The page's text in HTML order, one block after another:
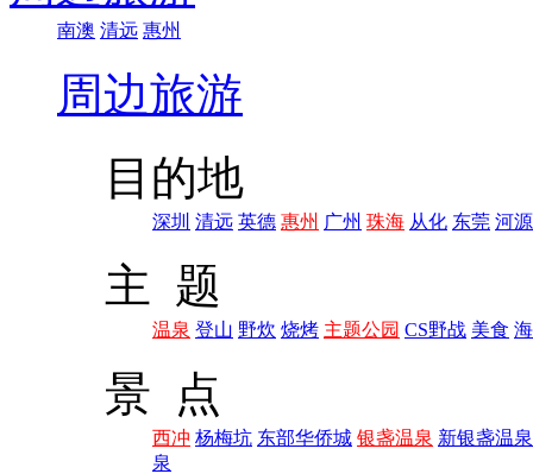
南澳 清远 惠州
周边旅游
目的地
深圳 清远 英德 惠州 广州 珠海 从化 东莞 河源
主 题
温泉 登山 野炊 烧烤 主题公园 CS野战 美食
景 点
西冲 杨梅坑 东部华侨城 银盏温泉 新银盏温泉
泉